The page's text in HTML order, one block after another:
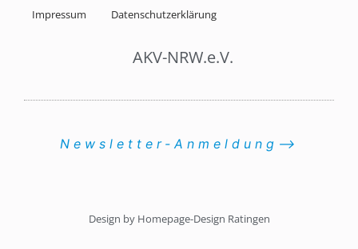
Impressum Datenschutzerklärung
AKV-NRW.e.V.
Newsletter-Anmeldung⟶
Design by Homepage-Design Ratingen